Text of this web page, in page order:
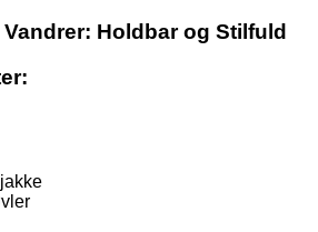
Holdbar og Stilfuld